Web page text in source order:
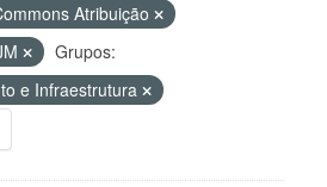
Atribuição
Grupos:
e Infraestrutura